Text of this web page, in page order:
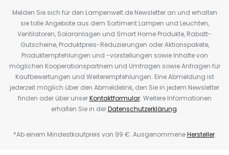
Melden Sie sich für den Lampenwelt.de Newsletter an und erhalten
sie tolle Angebote aus dem Sortiment Lampen und Leuchten,
Ventilatoren, Solaranlagen und Smart Home Produkte, Rabatt-
Gutscheine, Produktpreis-Reduzierungen oder Aktionspakete,
Produktempfehlungen und -vorstellungen sowie Inhalte von
möglichen Kooperationspartnern und Umfragen sowie Anfragen für
Kaufbewertungen und Weiterempfehlungen. Eine Abmeldung ist
jederzeit möglich über den Abmeldelink, den Sie in jedem Newsletter
finden oder über unserKontaktformular. Weitere Informationen
erhalten Sie in derDatenschutzerklärung.
*Ab einem Mindestkaufpreis von 99 €. AusgenommeneHersteller.